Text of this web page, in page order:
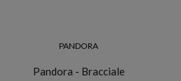
PANDORA
Pandora - Bracciale